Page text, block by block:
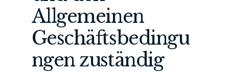
Allgemeinen
Geschäftsbedingu
ngen zuständig